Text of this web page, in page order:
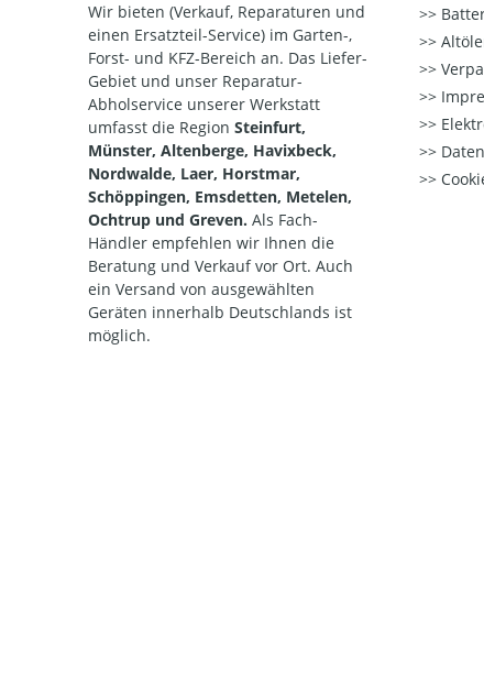
Wir bieten (Verkauf, Reparaturen und
einen Ersatzteil-Service) im Garten-,
Forst- und KFZ-Bereich an. Das Liefer-
Gebiet und unser Reparatur-
Abholservice unserer Werkstatt
umfasst die Region Steinfurt,
Münster, Altenberge, Havixbeck,
Nordwalde, Laer, Horstmar,
Schöppingen, Emsdetten, Metelen,
Ochtrup und Greven. Als Fach-
Händler empfehlen wir Ihnen die
Beratung und Verkauf vor Ort. Auch
ein Versand von ausgewählten
Geräten innerhalb Deutschlands ist
möglich.